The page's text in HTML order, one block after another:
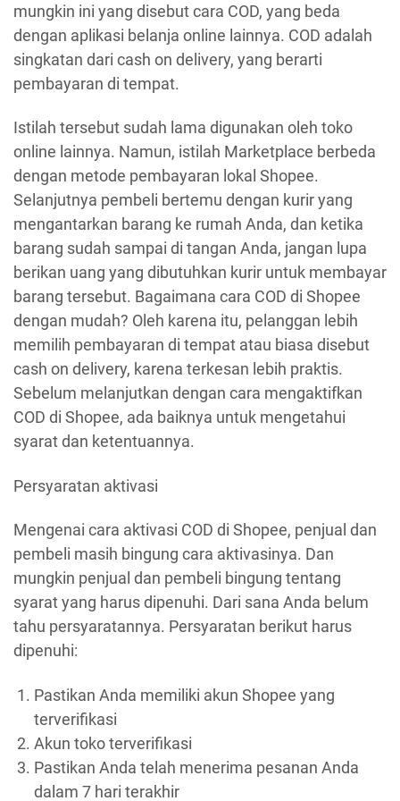
mungkin ini yang disebut cara COD, yang beda
dengan aplikasi belanja online lainnya. COD adalah
singkatan dari cash on delivery, yang berarti
pembayaran di tempat.
Istilah tersebut sudah lama digunakan oleh toko
online lainnya. Namun, istilah Marketplace berbeda
dengan metode pembayaran lokal Shopee.
Selanjutnya pembeli bertemu dengan kurir yang
mengantarkan barang ke rumah Anda, dan ketika
barang sudah sampai di tangan Anda, jangan lupa
berikan uang yang dibutuhkan kurir untuk membayar
barang tersebut. Bagaimana cara COD di Shopee
dengan mudah? Oleh karena itu, pelanggan lebih
memilih pembayaran di tempat atau biasa disebut
cash on delivery, karena terkesan lebih praktis.
Sebelum melanjutkan dengan cara mengaktifkan
COD di Shopee, ada baiknya untuk mengetahui
syarat dan ketentuannya.
Persyaratan aktivasi
Mengenai cara aktivasi COD di Shopee, penjual dan
pembeli masih bingung cara aktivasinya. Dan
mungkin penjual dan pembeli bingung tentang
syarat yang harus dipenuhi. Dari sana Anda belum
tahu persyaratannya. Persyaratan berikut harus
dipenuhi:
Pastikan Anda memiliki akun Shopee yang
terverifikasi
Akun toko terverifikasi
Pastikan Anda telah menerima pesanan Anda
dalam 7 hari terakhir